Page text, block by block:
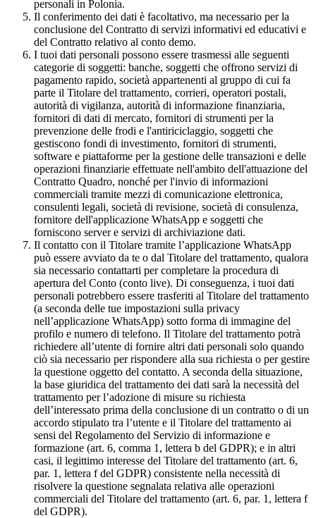
personali in Polonia.
Il conferimento dei dati è facoltativo, ma necessario per la
conclusione del Contratto di servizi informativi ed educativi e
del Contratto relativo al conto demo.
I tuoi dati personali possono essere trasmessi alle seguenti
categorie di soggetti: banche, soggetti che offrono servizi di
pagamento rapido, società appartenenti al gruppo di cui fa
parte il Titolare del trattamento, corrieri, operatori postali,
autorità di vigilanza, autorità di informazione finanziaria,
fornitori di dati di mercato, fornitori di strumenti per la
prevenzione delle frodi e l'antiriciclaggio, soggetti che
gestiscono fondi di investimento, fornitori di strumenti,
software e piattaforme per la gestione delle transazioni e delle
operazioni finanziarie effettuate nell'ambito dell'attuazione del
Contratto Quadro, nonché per l'invio di informazioni
commerciali tramite mezzi di comunicazione elettronica,
consulenti legali, società di revisione, società di consulenza,
fornitore dell'applicazione WhatsApp e soggetti che
forniscono server e servizi di archiviazione dati.
Il contatto con il Titolare tramite l’applicazione WhatsApp
può essere avviato da te o dal Titolare del trattamento, qualora
sia necessario contattarti per completare la procedura di
apertura del Conto (conto live). Di conseguenza, i tuoi dati
personali potrebbero essere trasferiti al Titolare del trattamento
(a seconda delle tue impostazioni sulla privacy
nell’applicazione WhatsApp) sotto forma di immagine del
profilo e numero di telefono. Il Titolare del trattamento potrà
richiedere all’utente di fornire altri dati personali solo quando
ciò sia necessario per rispondere alla sua richiesta o per gestire
la questione oggetto del contatto. A seconda della situazione,
la base giuridica del trattamento dei dati sarà la necessità del
trattamento per l’adozione di misure su richiesta
dell’interessato prima della conclusione di un contratto o di un
accordo stipulato tra l’utente e il Titolare del trattamento ai
sensi del Regolamento del Servizio di informazione e
formazione (art. 6, comma 1, lettera b del GDPR); e in altri
casi, il legittimo interesse del Titolare del trattamento (art. 6,
par. 1, lettera f del GDPR) consistente nella necessità di
risolvere la questione segnalata relativa alle operazioni
commerciali del Titolare del trattamento (art. 6, par. 1, lettera f
del GDPR).